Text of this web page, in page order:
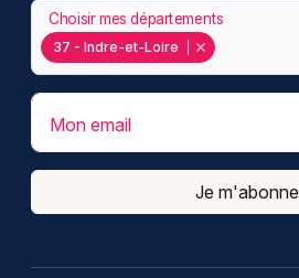
37 - Indre-et-Loire
Choisir mes départements
Mon email
Je m'abonne